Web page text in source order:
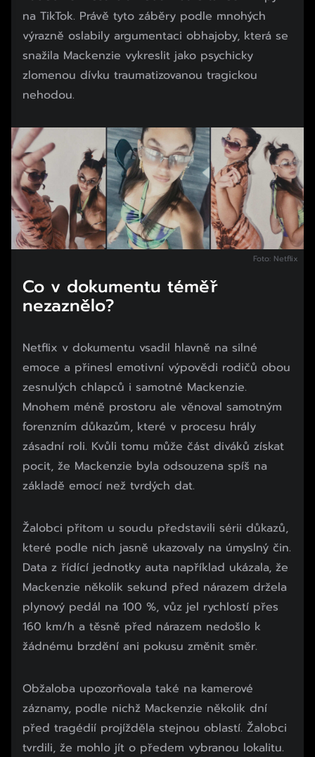
na TikTok. Právě tyto záběry podle mnohých
výrazně oslabily argumentaci obhajoby, která se
snažila Mackenzie vykreslit jako psychicky
zlomenou dívku traumatizovanou tragickou
nehodou.
Foto: Netflix
Co v dokumentu téměř
nezaznělo?
Netflix v dokumentu vsadil hlavně na silné
emoce a přinesl emotivní výpovědi rodičů obou
zesnulých chlapců i samotné Mackenzie.
Mnohem méně prostoru ale věnoval samotným
forenzním důkazům, které v procesu hrály
zásadní roli. Kvůli tomu může část diváků získat
pocit, že Mackenzie byla odsouzena spíš na
základě emocí než tvrdých dat.
Žalobci přitom u soudu představili sérii důkazů,
které podle nich jasně ukazovaly na úmyslný čin.
Data z řídící jednotky auta například ukázala, že
Mackenzie několik sekund před nárazem držela
plynový pedál na 100 %, vůz jel rychlostí přes
160 km/h a těsně před nárazem nedošlo k
žádnému brzdění ani pokusu změnit směr.
Obžaloba upozorňovala také na kamerové
záznamy, podle nichž Mackenzie několik dní
před tragédií projížděla stejnou oblastí. Žalobci
tvrdili, že mohlo jít o předem vybranou lokalitu.